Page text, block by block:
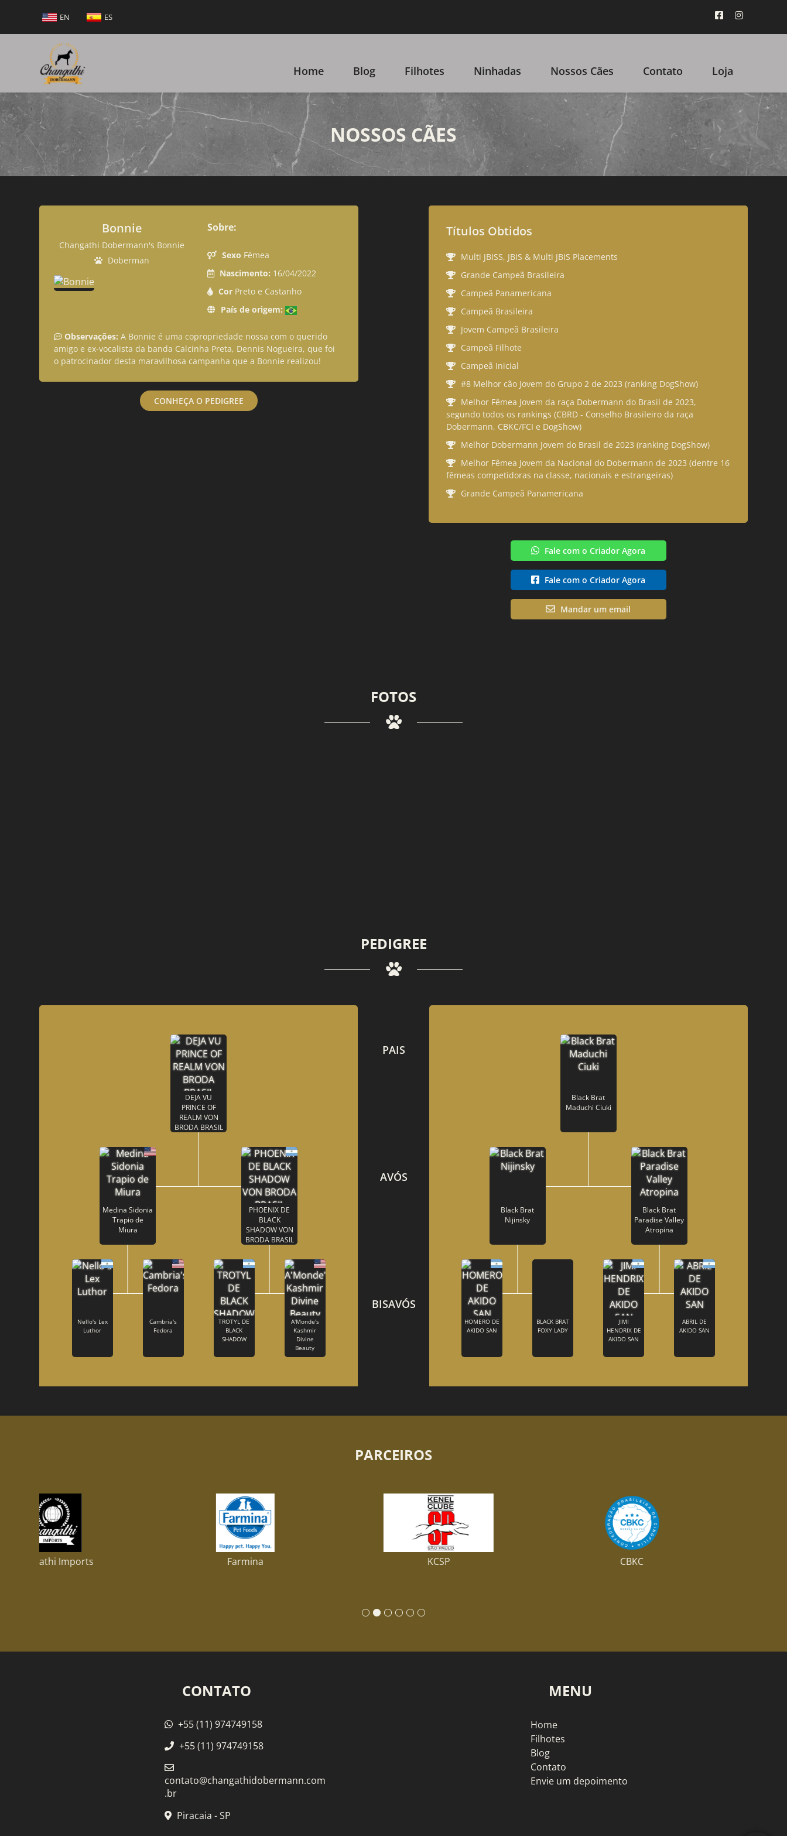
EN ES
Home Blog Filhotes Ninhadas Nossos Cães Contato Loja
NOSSOS CÃES
Bonnie
Changathi Dobermann's Bonnie
Doberman
Sobre:
Sexo Fêmea
Nascimento: 16/04/2022
Cor Preto e Castanho
País de origem:
Observações: A Bonnie é uma copropriedade nossa com o querido
amigo e ex-vocalista da banda Calcinha Preta, Dennis Nogueira, que foi
o patrocinador desta maravilhosa campanha que a Bonnie realizou!
CONHEÇA O PEDIGREE
Títulos Obtidos
Multi JBISS, JBIS & Multi JBIS Placements
Grande Campeã Brasileira
Campeã Panamericana
Campeã Brasileira
Jovem Campeã Brasileira
Campeã Filhote
Campeã Inicial
#8 Melhor cão Jovem do Grupo 2 de 2023 (ranking DogShow)
Melhor Fêmea Jovem da raça Dobermann do Brasil de 2023,
segundo todos os rankings (CBRD - Conselho Brasileiro da raça
Dobermann, CBKC/FCI e DogShow)
Melhor Dobermann Jovem do Brasil de 2023 (ranking DogShow)
Melhor Fêmea Jovem da Nacional do Dobermann de 2023 (dentre 16
fêmeas competidoras na classe, nacionais e estrangeiras)
Grande Campeã Panamericana
Fale com o Criador Agora
Fale com o Criador Agora
Mandar um email
FOTOS
PEDIGREE
DEJA VU
PRINCE OF
REALM VON
BRODA BRASIL
Medina Sidonia
Trapio de
Miura
PHOENIX DE
BLACK
SHADOW VON
BRODA BRASIL
Nello's Lex
Luthor
Cambria's
Fedora
TROTYL DE
BLACK
SHADOW
A'Monde's
Kashmir
Divine
Beauty
PAIS
AVÓS
BISAVÓS
Black Brat
Maduchi Ciuki
Black Brat
Nijinsky
Black Brat
Paradise Valley
Atropina
HOMERO DE
AKIDO SAN
BLACK BRAT
FOXY LADY
JIMI
HENDRIX DE
AKIDO SAN
ABRIL DE
AKIDO SAN
PARCEIROS
Imports
CONTATO
+55 (11) 974749158
+55 (11) 974749158
contato@changathidobermann.com
.br
Piracaia - SP
MENU
Home
Filhotes
Blog
Contato
Envie um depoimento